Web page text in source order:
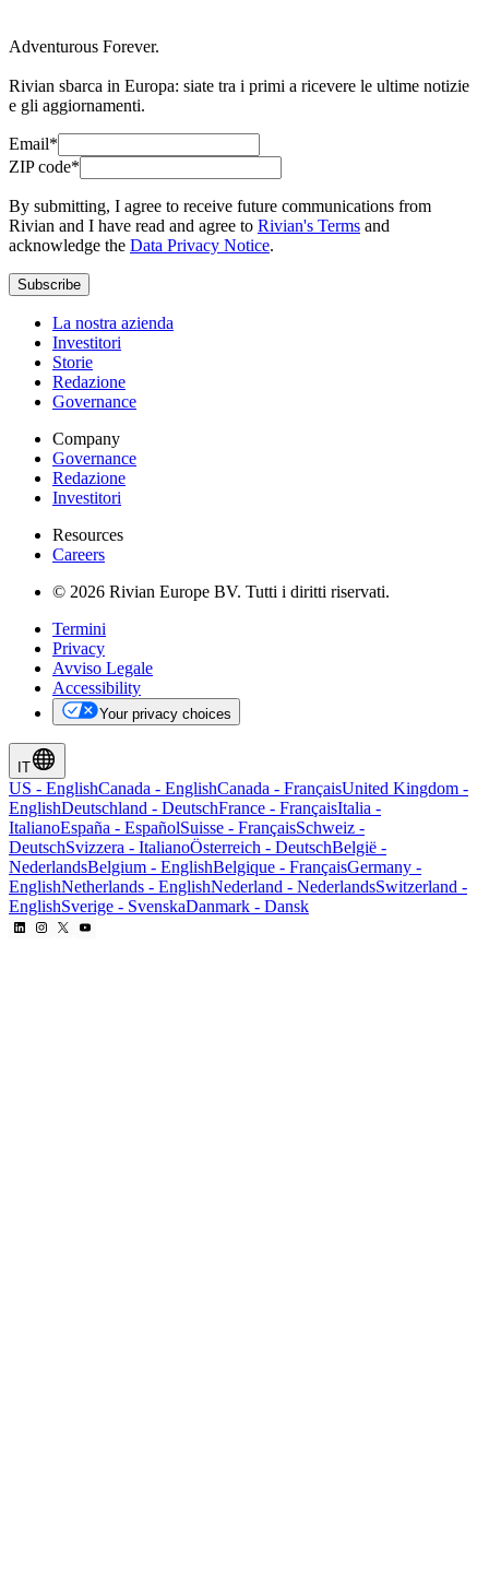
Adventurous Forever.
Rivian sbarca in Europa: siate tra i primi a ricevere le ultime notizie
e gli aggiornamenti.
Email*
ZIP code*
By submitting, I agree to receive future communications from
Rivian and I have read and agree to Rivian's Terms and
acknowledge the Data Privacy Notice.
Subscribe
La nostra azienda
Investitori
Storie
Redazione
Governance
Company
Governance
Redazione
Investitori
Resources
Careers
© 2026 Rivian Europe BV. Tutti i diritti riservati.
Termini
Privacy
Avviso Legale
Accessibility
Your privacy choices
IT
US - EnglishCanada - EnglishCanada - FrançaisUnited Kingdom -
EnglishDeutschland - DeutschFrance - FrançaisItalia -
ItalianoEspaña - EspañolSuisse - FrançaisSchweiz -
DeutschSvizzera - ItalianoÖsterreich - DeutschBelgië -
NederlandsBelgium - EnglishBelgique - FrançaisGermany -
EnglishNetherlands - EnglishNederland - NederlandsSwitzerland -
EnglishSverige - SvenskaDanmark - Dansk